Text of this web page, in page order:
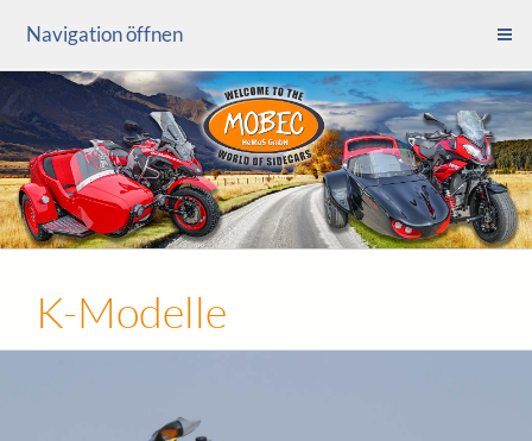
Navigation öffnen
K-Modelle